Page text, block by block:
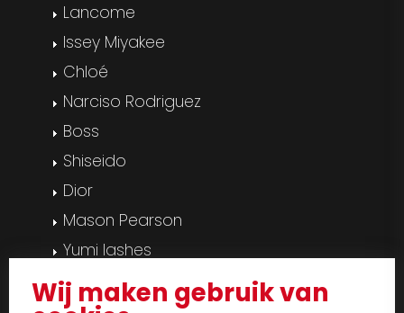
Lancome
Issey Miyakee
Chloé
Narciso Rodriguez
Boss
Shiseido
Dior
Mason Pearson
Yumi lashes
Pedicure & manicure
Wij maken gebruik van